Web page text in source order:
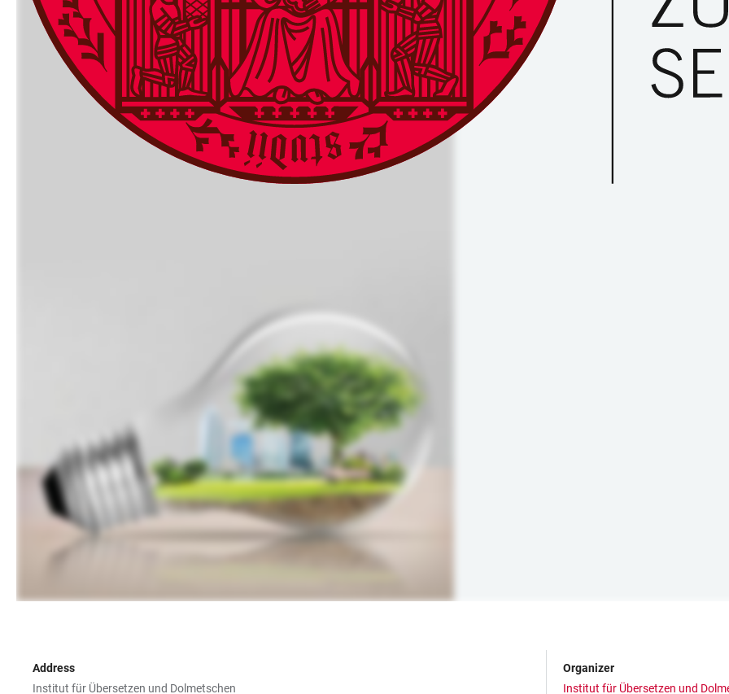
Address
Institut für Übersetzen und Dolmetschen
Organizer
Institut für Übersetzen und